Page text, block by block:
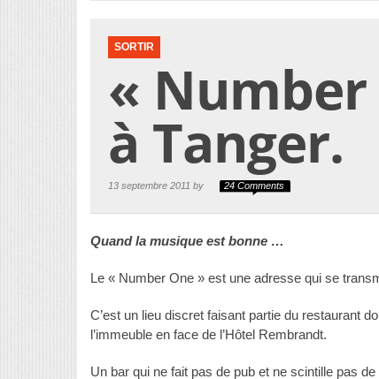
SORTIR
«
à Tanger.
13 septembre 2011 by 24 Comments
Quand la musique est bonne …
Le « Number One » est une adresse qui se
C’est un lieu discret faisant partie du restaurant
l’immeuble en face de l’Hôtel Rembrandt.
Un bar qui ne fait pas de pub et ne scintille pas